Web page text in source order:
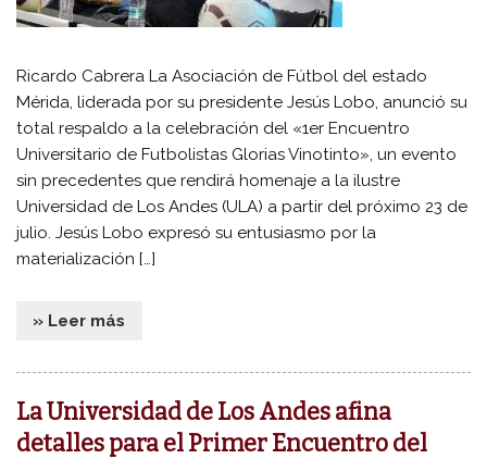
Ricardo Cabrera La Asociación de Fútbol del estado
Mérida, liderada por su presidente Jesús Lobo, anunció su
total respaldo a la celebración del «1er Encuentro
Universitario de Futbolistas Glorias Vinotinto», un evento
sin precedentes que rendirá homenaje a la ilustre
Universidad de Los Andes (ULA) a partir del próximo 23 de
julio. Jesús Lobo expresó su entusiasmo por la
materialización […]
» Leer más
La Universidad de Los Andes afina
detalles para el Primer Encuentro del